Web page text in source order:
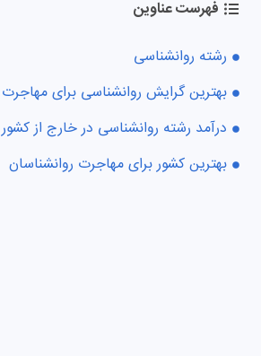
فهرست عناوین
رشته روانشناسی
بهترین گرایش روانشناسی برای مهاجرت
درآمد رشته روانشناسی در خارج از کشور
بهترین کشور برای مهاجرت روانشناسان